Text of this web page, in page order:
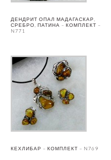
ДЕНДРИТ ОПАЛ МАДАГАСКАР,
СРЕБРО, ПАТИНА – КОМПЛЕКТ –
N771
КЕХЛИБАР – КОМПЛЕКТ – N769